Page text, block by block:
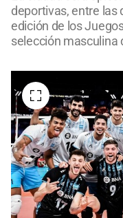
deportivas, entre las
edición de los
selección masculina